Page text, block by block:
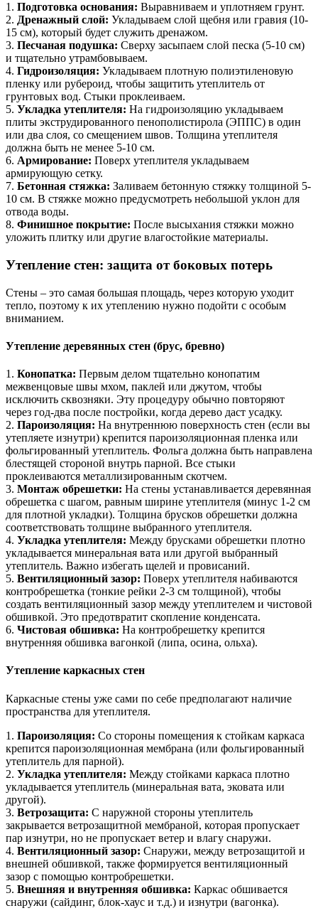
1. Подготовка основания: Выравниваем и уплотняем грунт.
2. Дренажный слой: Укладываем слой щебня или гравия (10-
15 см), который будет служить дренажом.
3. Песчаная подушка: Сверху засыпаем слой песка (5-10 см)
и тщательно утрамбовываем.
4. Гидроизоляция: Укладываем плотную полиэтиленовую
пленку или рубероид, чтобы защитить утеплитель от
грунтовых вод. Стыки проклеиваем.
5. Укладка утеплителя: На гидроизоляцию укладываем
плиты экструдированного пенополистирола (ЭППС) в один
или два слоя, со смещением швов. Толщина утеплителя
должна быть не менее 5-10 см.
6. Армирование: Поверх утеплителя укладываем
армирующую сетку.
7. Бетонная стяжка: Заливаем бетонную стяжку толщиной 5-
10 см. В стяжке можно предусмотреть небольшой уклон для
отвода воды.
8. Финишное покрытие: После высыхания стяжки можно
уложить плитку или другие влагостойкие материалы.
Утепление стен: защита от боковых потерь
Стены – это самая большая площадь, через которую уходит
тепло, поэтому к их утеплению нужно подойти с особым
вниманием.
Утепление деревянных стен (брус, бревно)
1. Конопатка: Первым делом тщательно конопатим
межвенцовые швы мхом, паклей или джутом, чтобы
исключить сквозняки. Эту процедуру обычно повторяют
через год-два после постройки, когда дерево даст усадку.
2. Пароизоляция: На внутреннюю поверхность стен (если вы
утепляете изнутри) крепится пароизоляционная пленка или
фольгированный утеплитель. Фольга должна быть направлена
блестящей стороной внутрь парной. Все стыки
проклеиваются металлизированным скотчем.
3. Монтаж обрешетки: На стены устанавливается деревянная
обрешетка с шагом, равным ширине утеплителя (минус 1-2 см
для плотной укладки). Толщина брусков обрешетки должна
соответствовать толщине выбранного утеплителя.
4. Укладка утеплителя: Между брусками обрешетки плотно
укладывается минеральная вата или другой выбранный
утеплитель. Важно избегать щелей и провисаний.
5. Вентиляционный зазор: Поверх утеплителя набиваются
контробрешетка (тонкие рейки 2-3 см толщиной), чтобы
создать вентиляционный зазор между утеплителем и чистовой
обшивкой. Это предотвратит скопление конденсата.
6. Чистовая обшивка: На контробрешетку крепится
внутренняя обшивка вагонкой (липа, осина, ольха).
Утепление каркасных стен
Каркасные стены уже сами по себе предполагают наличие
пространства для утеплителя.
1. Пароизоляция: Со стороны помещения к стойкам каркаса
крепится пароизоляционная мембрана (или фольгированный
утеплитель для парной).
2. Укладка утеплителя: Между стойками каркаса плотно
укладывается утеплитель (минеральная вата, эковата или
другой).
3. Ветрозащита: С наружной стороны утеплитель
закрывается ветрозащитной мембраной, которая пропускает
пар изнутри, но не пропускает ветер и влагу снаружи.
4. Вентиляционный зазор: Снаружи, между ветрозащитой и
внешней обшивкой, также формируется вентиляционный
зазор с помощью контробрешетки.
5. Внешняя и внутренняя обшивка: Каркас обшивается
снаружи (сайдинг, блок-хаус и т.д.) и изнутри (вагонка).